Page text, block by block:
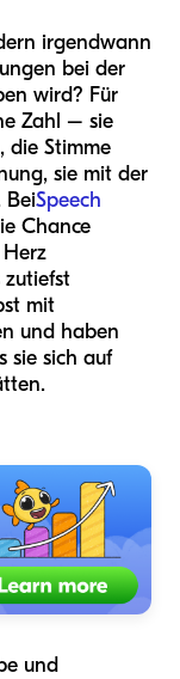
irgendwann
bei der
wird? Für
Zahl – sie
die Stimme
sie mit der
BeiSpeech
Chance
zutiefst
mit
und haben
sie sich auf
und